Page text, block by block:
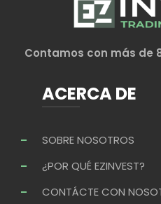
Contamos con más de
ACERCA DE
SOBRE NOSOTROS
¿POR QUÉ EZINVEST?
CONTÁCTE CON